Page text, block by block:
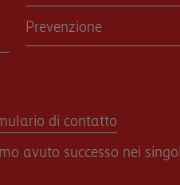
Prevenzione
di contatto
avuto successo nei